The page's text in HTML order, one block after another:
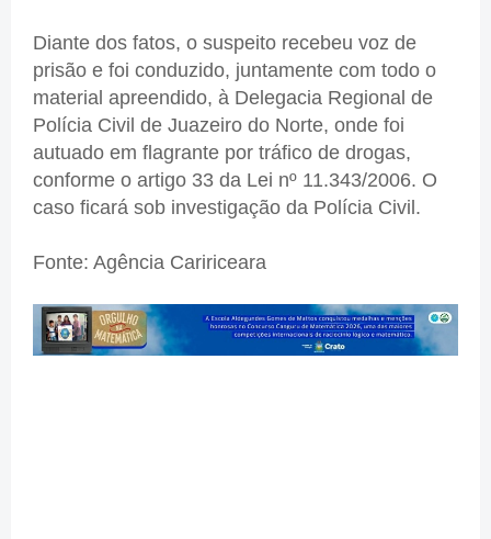
Diante dos fatos, o suspeito recebeu voz de
prisão e foi conduzido, juntamente com todo o
material apreendido, à Delegacia Regional de
Polícia Civil de Juazeiro do Norte, onde foi
autuado em flagrante por tráfico de drogas,
conforme o artigo 33 da Lei nº 11.343/2006. O
caso ficará sob investigação da Polícia Civil.
Fonte: Agência Caririceara